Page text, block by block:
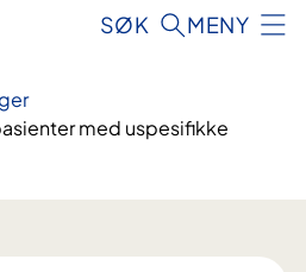
SØK MENY
med uspesifikke